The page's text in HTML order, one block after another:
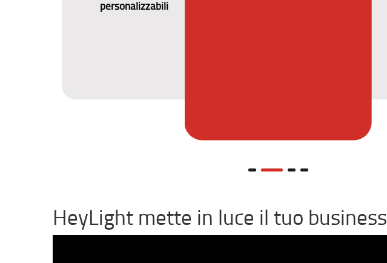
personalizzabili
HeyLight mette in luce il tuo business